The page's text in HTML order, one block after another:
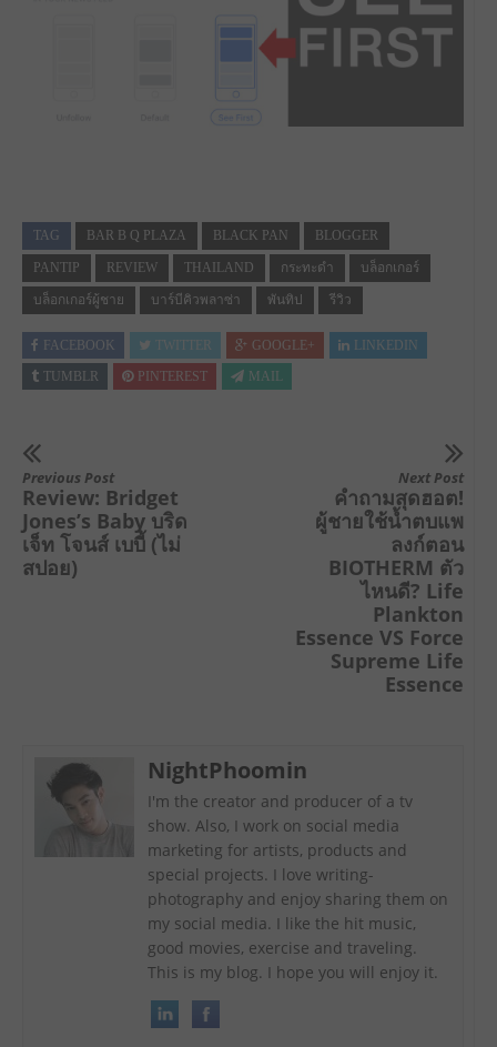
TAG BAR B Q PLAZA BLACK PAN BLOGGER
PANTIP REVIEW THAILAND กระทะดำ บล็อกเกอร์
บล็อกเกอร์ผู้ชาย บาร์บีคิวพลาซ่า พันทิป รีวิว
FACEBOOK TWITTER GOOGLE+
LINKEDIN
TUMBLR
PINTEREST MAIL
Previous Post
Review: Bridget
Jones’s Baby บริด
เจ็ท โจนส์ เบบี้ (ไม่
สปอย)
Next Post
คำถามสุดฮอต!
ผู้ชายใช้น้ำตบแพ
ลงก์ตอน
BIOTHERM ตัว
ไหนดี? Life
Plankton
Essence VS Force
Supreme Life
Essence
NightPhoomin
I'm the creator and producer of a tv
show. Also, I work on social media
marketing for artists, products and
special projects. I love writing-
photography and enjoy sharing them on
my social media. I like the hit music,
good movies, exercise and traveling.
This is my blog. I hope you will enjoy it.